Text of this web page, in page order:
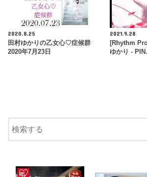
2020.8.25
田村ゆかりの乙女心♡症候群
2020年7月23日
2021.9.28
[Rhythm
ゆかり -